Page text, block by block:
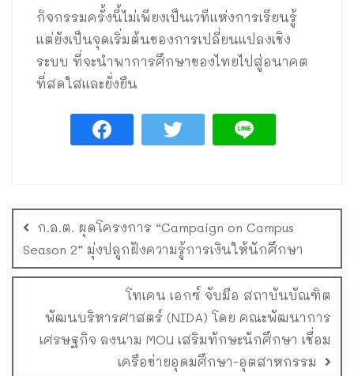
กิจกรรมครั้งนี้ไม่เพียงเป็นเวทีแห่งการเรียนรู้
แต่ยังเป็นจุดเริ่มต้นของการเปลี่ยนแปลงเชิง
ระบบ ที่จะนำพาการศึกษาของไทยไปสู่อนาคต
ที่สดใสและยั่งยืน
ก.ล.ต. ผุดโครงการ “Campaign on Campus
Season 2” มุ่งปลูกฝังความรู้การเงินให้นักศึกษา
โทเคน เอกซ์ จับมือ สถาบันบัณฑิต
พัฒนบริหารศาสตร์ (NIDA) โดย คณะพัฒนาการ
เศรษฐกิจ ลงนาม MOU เสริมทักษะนักศึกษา เชื่อม
เครือข่ายอุดมศึกษา-อุตสาหกรรม